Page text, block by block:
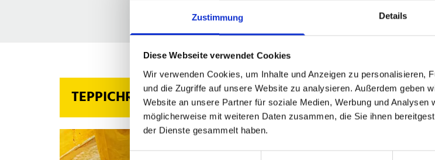
Zustimmung Details
Diese Webseite verwendet Cookies
Wir verwenden Cookies, um Inhalte und Anzeigen zu personalisieren,
und die Zugriffe auf unsere Website zu analysieren. Außerdem geben
Website an unsere Partner für soziale Medien, Werbung und
möglicherweise mit weiteren Daten zusammen, die Sie ihnen
der Dienste gesammelt haben.
TEPPICHREINIGUNG
Wir